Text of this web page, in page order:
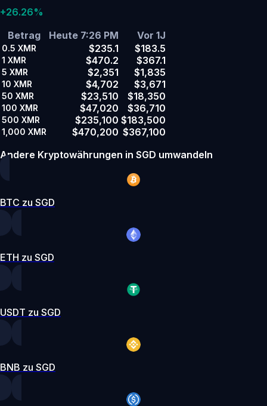
+26.26%
Betrag
Heute 7:26 PM Vor 1J
0.5 XMR $235.1 $183.5
1 XMR $470.2 $367.1
5 XMR $2,351 $1,835
10 XMR $4,702 $3,671
50 XMR $23,510 $18,350
100 XMR $47,020 $36,710
500 XMR $235,100 $183,500
1,000 XMR $470,200 $367,100
Andere Kryptowährungen in SGD umwandeln
BTC zu SGD
ETH zu SGD
USDT zu SGD
BNB zu SGD